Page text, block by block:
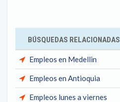
BÚSQUEDAS RELACIONADAS
Empleos en Medellin
Empleos en Antioquia
Empleos lunes a viernes